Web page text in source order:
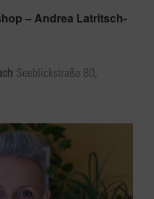
– Andrea Latritsch-
Seeblickstraße 80,